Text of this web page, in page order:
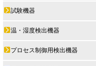
試験機器
温・湿度検出機器
プロセス制御用検出機器